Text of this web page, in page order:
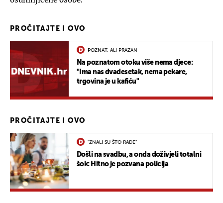
PROČITAJTE I OVO
POZNAT, ALI PRAZAN
Na poznatom otoku više nema djece:
"Ima nas dvadesetak, nema pekare,
trgovina je u kafiću"
PROČITAJTE I OVO
"ZNALI SU ŠTO RADE"
Došli na svadbu, a onda doživjeli totalni
šok: Hitno je pozvana policija